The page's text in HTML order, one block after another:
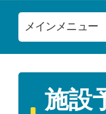
メインメニュー
施設